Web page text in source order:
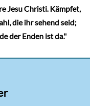
Jesu Christi. Kämpfet,
die ihr sehend seid;
der Enden ist da."